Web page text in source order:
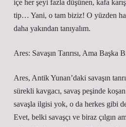
içe her şeyi fazla düşünen, kafa
tip… Yani, o tam biziz! O yüzden
daha yakından tanıyalım.
Ares: Savaşın Tanrısı, Ama Başka
Ares, Antik Yunan’daki savaşın
sürekli kavgacı, savaş peşinde
savaşla ilgisi yok, o da herkes gibi
Evet, belki savaşçı ve biraz çılgın